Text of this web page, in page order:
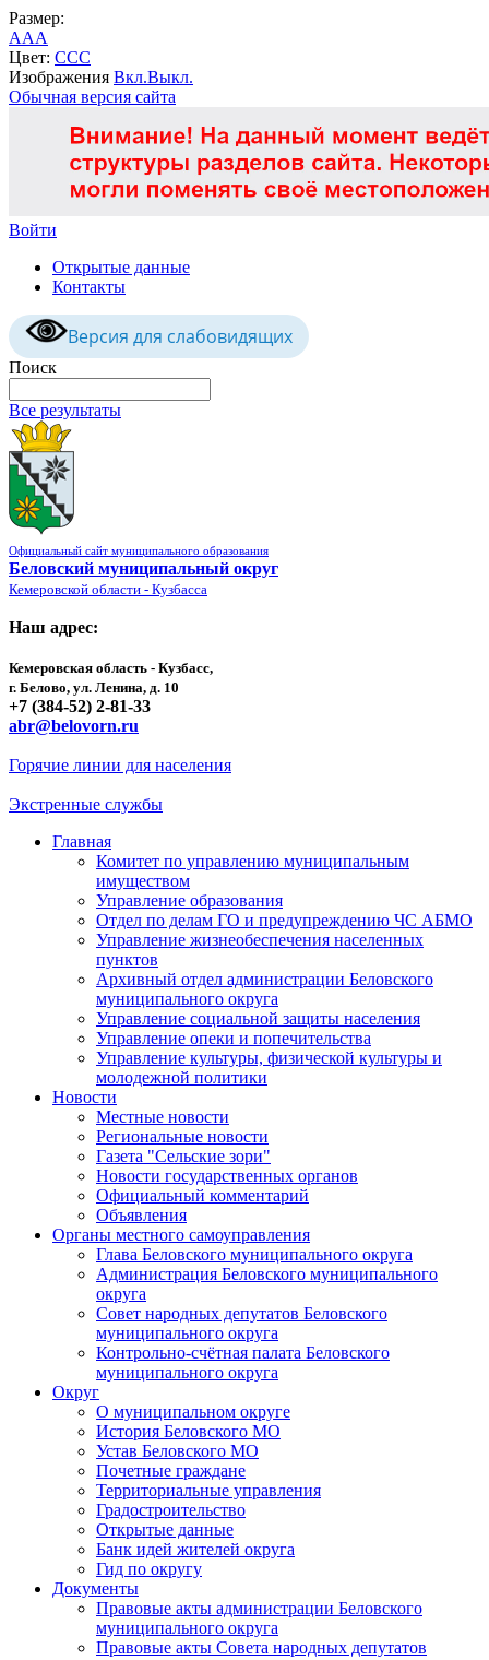
Размер:
AAA
Цвет: CCC
Изображения Вкл.Выкл.
Обычная версия сайта
Войти
Открытые данные
Контакты
Версия для слабовидящих
Поиск
Все результаты
Официальный сайт муниципального образования
Беловский муниципальный округ
Кемеровской области - Кузбасса
Наш адрес:
Кемеровская область - Кузбасс,
г. Белово, ул. Ленина, д. 10
+7 (384-52) 2-81-33
abr@belovorn.ru
Горячие линии для населения
Экстренные службы
Главная
Комитет по управлению муниципальным
имуществом
Управление образования
Отдел по делам ГО и предупреждению ЧС АБМО
Управление жизнеобеспечения населенных
пунктов
Архивный отдел администрации Беловского
муниципального округа
Управление социальной защиты населения
Управление опеки и попечительства
Управление культуры, физической культуры и
молодежной политики
Новости
Местные новости
Региональные новости
Газета "Сельские зори"
Новости государственных органов
Официальный комментарий
Объявления
Органы местного самоуправления
Глава Беловского муниципального округа
Администрация Беловского муниципального
округа
Совет народных депутатов Беловского
муниципального округа
Контрольно-счётная палата Беловского
муниципального округа
Округ
О муниципальном округе
История Беловского МО
Устав Беловского МО
Почетные граждане
Территориальные управления
Градостроительство
Открытые данные
Банк идей жителей округа
Гид по округу
Документы
Правовые акты администрации Беловского
муниципального округа
Правовые акты Совета народных депутатов